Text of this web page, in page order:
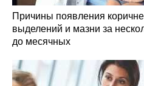
Причины появления
выделений и мазни за
до месячных